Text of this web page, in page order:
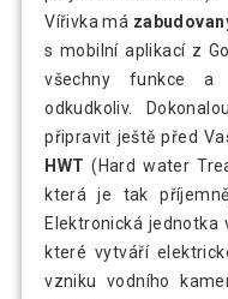
Vířivka má
s mobilní aplikací z
všechny funkce a
odkudkoliv.
připravit ještě před
HWT (Hard water
která je tak
Elektronická jednotka
které vytváří
vzniku vodního